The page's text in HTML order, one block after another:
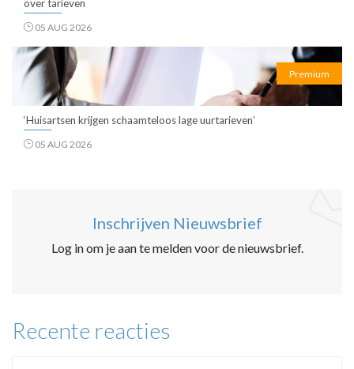
over tarieven
05 AUG 2026
Premium
‘Huisartsen krijgen schaamteloos lage uurtarieven’
05 AUG 2026
Inschrijven Nieuwsbrief
Log in om je aan te melden voor de nieuwsbrief.
Recente reacties